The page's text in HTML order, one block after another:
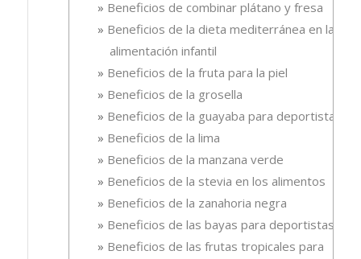
Beneficios de combinar plátano y fresa
Beneficios de la dieta mediterránea en la
alimentación infantil
Beneficios de la fruta para la piel
Beneficios de la grosella
Beneficios de la guayaba para deportistas
Beneficios de la lima
Beneficios de la manzana verde
Beneficios de la stevia en los alimentos
Beneficios de la zanahoria negra
Beneficios de las bayas para deportistas
Beneficios de las frutas tropicales para